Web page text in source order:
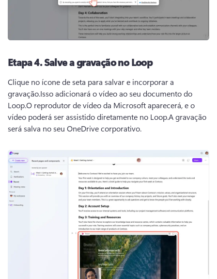
Etapa 4.Salve a gravação no Loop
Clique no ícone de seta para salvar e incorporar a
gravação.Isso adicionará o vídeo ao seu documento do
Loop.O reprodutor de vídeo da Microsoft aparecerá, e o
vídeo poderá ser assistido diretamente no Loop.A gravação
será salva no seu OneDrive corporativo.